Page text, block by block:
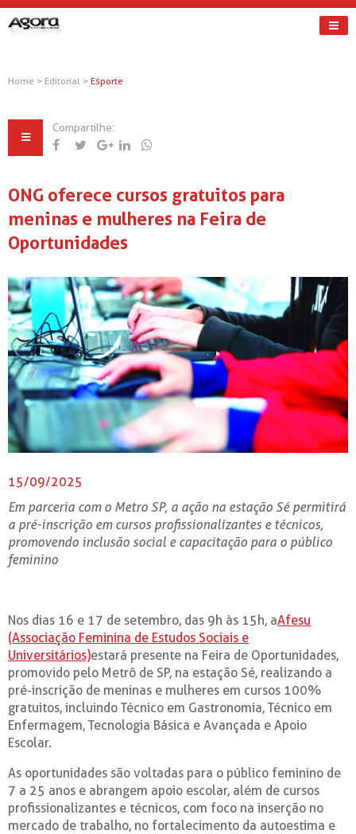
Home > Editorial > Esporte
Compartilhe:
ONG oferece cursos gratuitos para
meninas e mulheres na Feira de
Oportunidades
15/09/2025
Em parceria com o Metro SP, a ação na estação Sé permitirá
a pré-inscrição em cursos profissionalizantes e técnicos,
promovendo inclusão social e capacitação para o público
feminino
Nos dias 16 e 17 de setembro, das 9h às 15h, aAfesu
(Associação Feminina de Estudos Sociais e
Universitários)estará presente na Feira de Oportunidades,
promovido pelo Metrô de SP, na estação Sé, realizando a
pré-inscrição de meninas e mulheres em cursos 100%
gratuitos, incluindo Técnico em Gastronomia, Técnico em
Enfermagem, Tecnologia Básica e Avançada e Apoio
Escolar.
As oportunidades são voltadas para o público feminino de
7 a 25 anos e abrangem apoio escolar, além de cursos
profissionalizantes e técnicos, com foco na inserção no
mercado de trabalho, no fortalecimento da autoestima e